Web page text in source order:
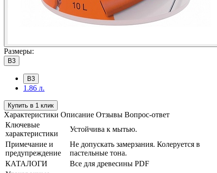
Размеры:
B3
B3
1.86 л.
Купить в 1 клик
Характеристики Описание Отзывы Вопрос-ответ
Ключевые
характеристики
Устойчива к мытью.
Примечание и
предупреждение
Не допускать замерзания. Колеруется в
пастельные тона.
КАТАЛОГИ
Все для древесины PDF